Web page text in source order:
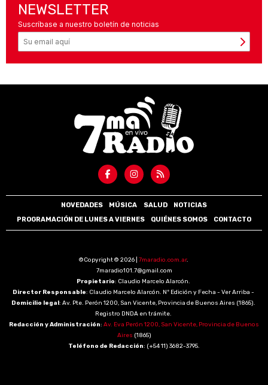
NEWSLETTER
Suscríbase a nuestro boletín de noticias
NOVEDADES MÚSICA SALUD
NOTICIAS
PROGRAMACIÓN DE LUNES A VIERNES
QUIÉNES SOMOS CONTACTO
©Copyright © 2026 | 7maradio.com.ar.
7maradio101.7@gmail.com
Propietario: Claudio Marcelo Alarcón.
Director Responsable: Claudio Marcelo Alarcón. Nº Edición y Fecha - Ver Arriba -
Domicilio legal: Av. Pte. Perón 1200, San Vicente, Provincia de Buenos Aires (1865).
Registro DNDA en trámite.
Redacción y Administración: Av. Eva Perón 1200, San Vicente, Provincia de Buenos
Aires (1865)
Teléfono de Redacción: (+54 11) 3682-3795.